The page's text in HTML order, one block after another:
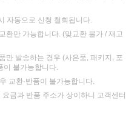
자동으로 신청 철회됩니다.
환만 가능합니다. (맞교환 불가 / 재고
만 발송하는 경우 (사은품, 패키지, 포
이 불가능합니다.
교환·반품이 불가능합니다.
금과 반품 주소가 상이하니 고객센터